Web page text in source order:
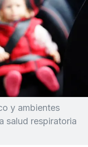
y ambientes
salud respiratoria